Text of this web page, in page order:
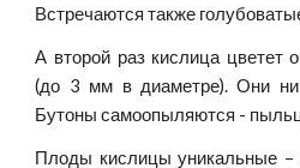
Встречаются также
А второй раз кислица цветет
(до 3 мм в диаметре). Они
Бутоны самоопыляются -
Плоды кислицы уникальные –